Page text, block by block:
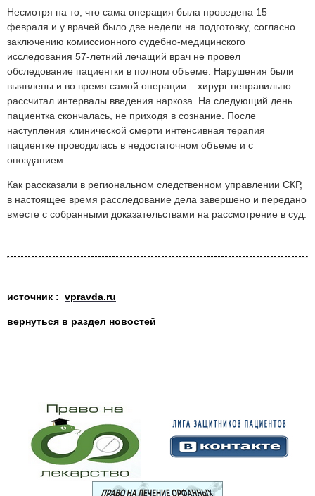
Несмотря на то, что сама операция была проведена 15
февраля и у врачей было две недели на подготовку, согласно
заключению комиссионного судебно-медицинского
исследования 57-летний лечащий врач не провел
обследование пациентки в полном объеме. Нарушения были
выявлены и во время самой операции – хирург неправильно
рассчитал интервалы введения наркоза. На следующий день
пациентка скончалась, не приходя в сознание. После
наступления клинической смерти интенсивная терапия
пациентке проводилась в недостаточном объеме и с
опозданием.
Как рассказали в региональном следственном управлении СКР,
в настоящее время расследование дела завершено и передано
вместе с собранными доказательствами на рассмотрение в суд.
источник : vpravda.ru
вернуться в раздел новостей